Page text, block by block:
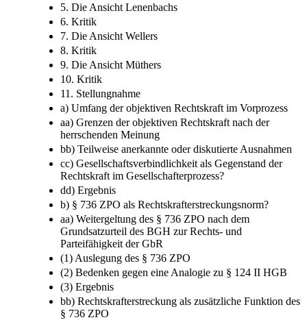
5. Die Ansicht Lenenbachs
6. Kritik
7. Die Ansicht Wellers
8. Kritik
9. Die Ansicht Müthers
10. Kritik
11. Stellungnahme
a) Umfang der objektiven Rechtskraft im Vorprozess
aa) Grenzen der objektiven Rechtskraft nach der
herrschenden Meinung
bb) Teilweise anerkannte oder diskutierte Ausnahmen
cc) Gesellschaftsverbindlichkeit als Gegenstand der
Rechtskraft im Gesellschafterprozess?
dd) Ergebnis
b) § 736 ZPO als Rechtskrafterstreckungsnorm?
aa) Weitergeltung des § 736 ZPO nach dem
Grundsatzurteil des BGH zur Rechts-​ und
Parteifähigkeit der GbR
(1) Auslegung des § 736 ZPO
(2) Bedenken gegen eine Analogie zu § 124 II HGB
(3) Ergebnis
bb) Rechtskrafterstreckung als zusätzliche Funktion des
§ 736 ZPO